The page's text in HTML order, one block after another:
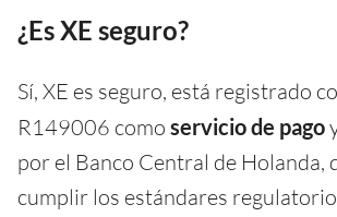
¿Es XE seguro?
Sí, XE es seguro, está registrado
R149006 como servicio de pago
por el Banco Central de Holanda,
cumplir los estándares